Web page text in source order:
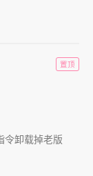
置顶
令卸载掉老版